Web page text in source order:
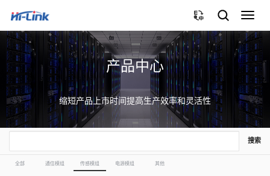
切
换
导
航
产品中心
缩短产品上市时间提高生产效率和灵活性
搜索
全部 通信模组 传感模组 电源模组 其他